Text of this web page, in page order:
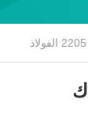
2205 الفولاذ